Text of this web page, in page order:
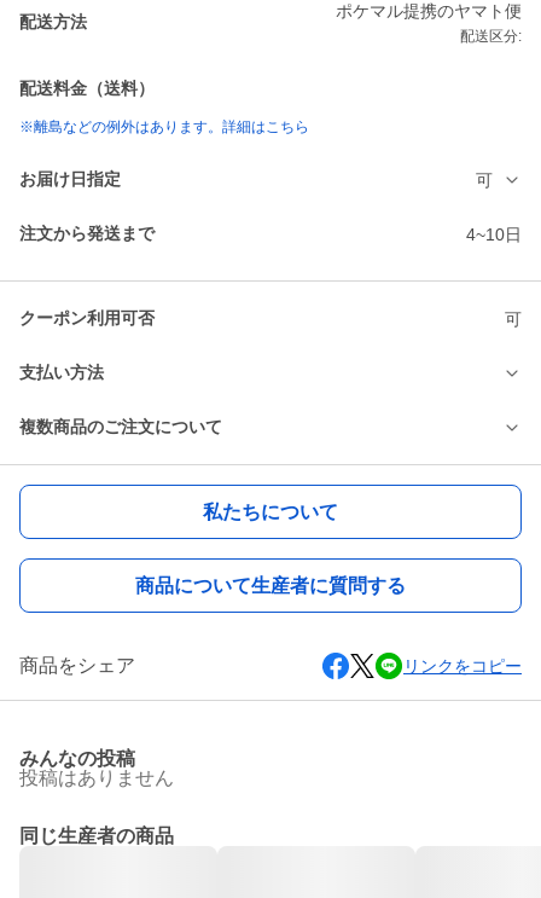
配送方法
ポケマル提携のヤマト便
配送区分:
配送料金（送料）
※離島などの例外はあります。詳細はこちら
お届け日指定 可
注文から発送まで 4~10日
クーポン利用可否 可
支払い方法
複数商品のご注文について
私たちについて
商品について生産者に質問する
商品をシェア リンクをコピー
みんなの投稿
投稿はありません
同じ生産者の商品